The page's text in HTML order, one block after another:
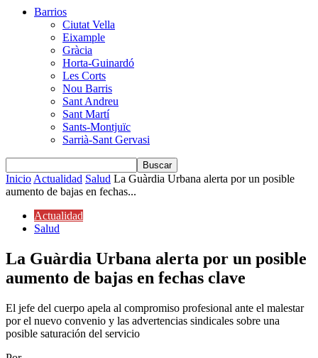
Barrios
Ciutat Vella
Eixample
Gràcia
Horta-Guinardó
Les Corts
Nou Barris
Sant Andreu
Sant Martí
Sants-Montjuïc
Sarrià-Sant Gervasi
InicioActualidad Salud La Guàrdia Urbana alerta por un posible
aumento de bajas en fechas...
Actualidad
Salud
La Guàrdia Urbana alerta por un posible
aumento de bajas en fechas clave
El jefe del cuerpo apela al compromiso profesional ante el malestar
por el nuevo convenio y las advertencias sindicales sobre una
posible saturación del servicio